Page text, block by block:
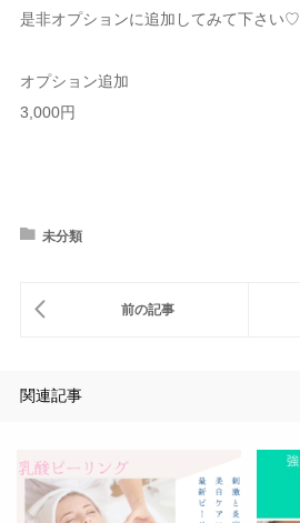
是非オプションに追加してみて下さい♡
オプション追加
3,000円
未分類
関連記事